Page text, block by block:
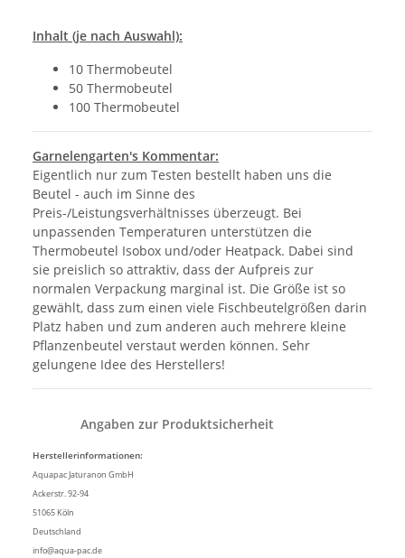
Inhalt (je nach Auswahl):
10 Thermobeutel
50 Thermobeutel
100 Thermobeutel
Garnelengarten's Kommentar:
Eigentlich nur zum Testen bestellt haben uns die
Beutel - auch im Sinne des
Preis-/Leistungsverhältnisses überzeugt. Bei
unpassenden Temperaturen unterstützen die
Thermobeutel Isobox und/oder Heatpack. Dabei sind
sie preislich so attraktiv, dass der Aufpreis zur
normalen Verpackung marginal ist. Die Größe ist so
gewählt, dass zum einen viele Fischbeutelgrößen darin
Platz haben und zum anderen auch mehrere kleine
Pflanzenbeutel verstaut werden können. Sehr
gelungene Idee des Herstellers!
Angaben zur Produktsicherheit
Herstellerinformationen:
Aquapac Jaturanon GmbH
Ackerstr. 92-94
51065 Köln
Deutschland
info@aqua-pac.de